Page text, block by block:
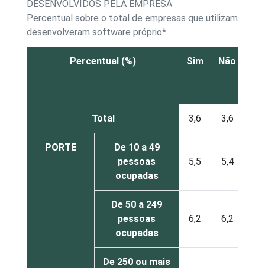
DESENVOLVIDOS PELA EMPRESA
Percentual sobre o total de empresas que utilizam
desenvolveram software próprio*
Percentual (%) Sim Não
Total 3,6 3,6
PORTE
De 10 a 49
pessoas
ocupadas
5,5 5,4
De 50 a 249
pessoas
ocupadas
6,2 6,2
De 250 ou mais